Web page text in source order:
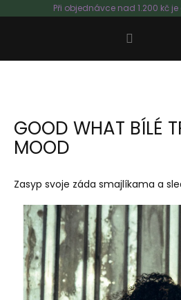
na
Při objednávce nad 1.200 kč
GOOD WHAT BÍLÉ
MOOD
Zasyp svoje záda smajlíkama a